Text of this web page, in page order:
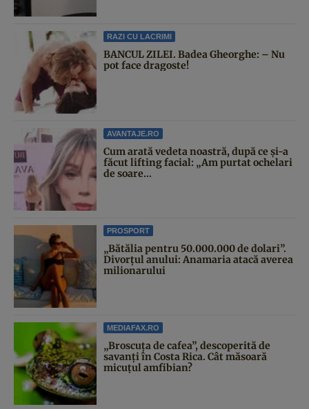
RAZI CU LACRIMI
BANCUL ZILEI. Badea Gheorghe: – Nu
pot face dragoste!
AVANTAJE.RO
Cum arată vedeta noastră, după ce și-a
făcut lifting facial: „Am purtat ochelari
de soare...
PROSPORT
„Bătălia pentru 50.000.000 de dolari”.
Divorțul anului: Anamaria atacă averea
milionarului
MEDIAFAX.RO
„Broscuța de cafea”, descoperită de
savanți în Costa Rica. Cât măsoară
micuțul amfibian?